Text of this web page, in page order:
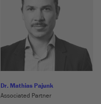
Dr. Mathias Pajunk
Associated Partner